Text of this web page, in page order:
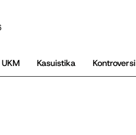
Kasuistika Kontroversi